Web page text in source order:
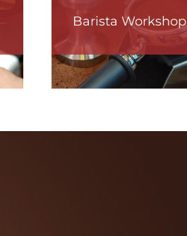
Barista Workshop